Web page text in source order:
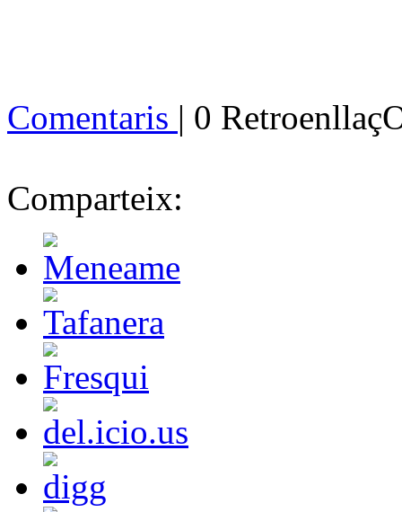
Comentaris | 0
Comparteix: